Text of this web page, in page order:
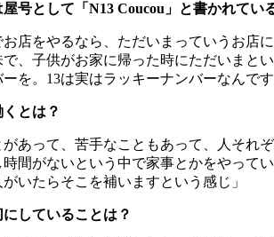
号として「 N13 Coucou 」と書かれてい
お店をやるなら、ただいまっていうお
、子供がお家に帰った時にただいまと
を。 13は実はラッキーナンバーなんで
とは？
があって、苦手なこともあって、人そ
間がないという中で家事とかをやって
いたらそこを補いますという感じ」
していることは？